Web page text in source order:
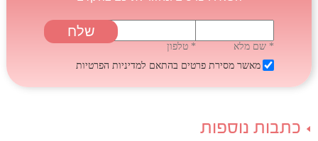
* שם מלא
* טלפון
מאשר מסירת פרטים בהתאם למדיניות הפרטיות
כתבות נוספות